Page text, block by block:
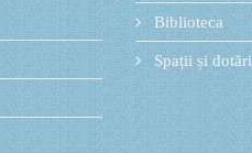
Biblioteca
Spații și dotări